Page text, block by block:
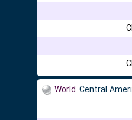
World Central